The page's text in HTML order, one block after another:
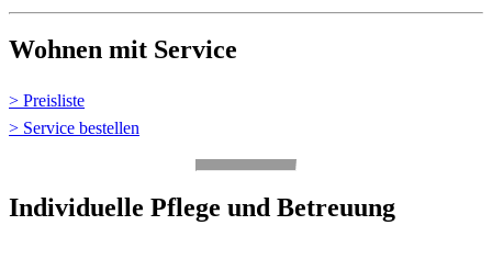
Wohnen mit Service
> Preisliste
> Service bestellen
Individuelle Pflege und Betreuung